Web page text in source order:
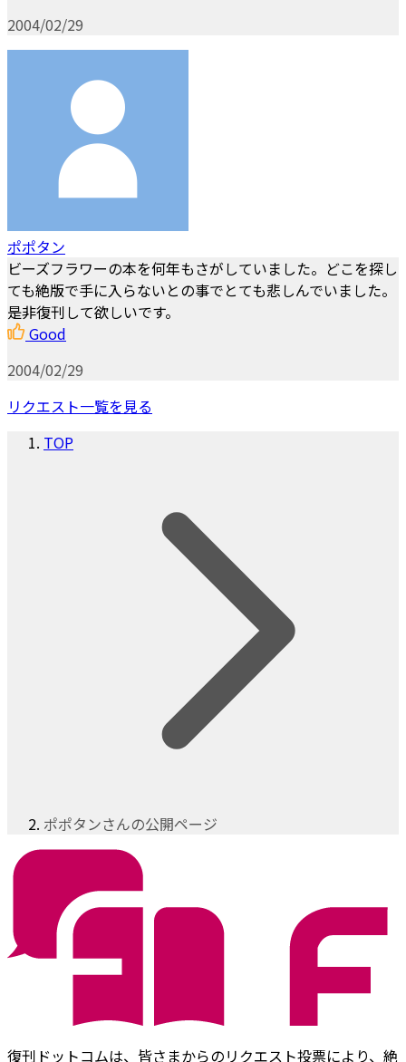
2004/02/29
ポポタン
ビーズフラワーの本を何年もさがしていました。どこを探し
ても絶版で手に入らないとの事でとても悲しんでいました。
是非復刊して欲しいです。
Good
2004/02/29
リクエスト一覧を見る
TOP
ポポタンさんの公開ページ
復刊ドットコムは、皆さまからのリクエスト投票により、絶